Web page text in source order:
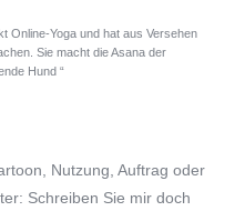
Online-Yoga und hat aus Versehen
Sie macht die Asana der
Hund “
Nutzung, Auftrag oder
Schreiben Sie mir doch